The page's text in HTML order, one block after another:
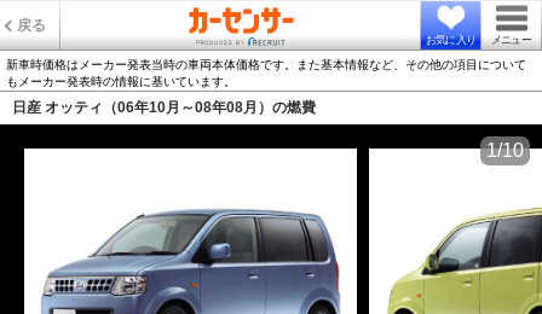
戻る
お気に入り メニュー
新車時価格はメーカー発表当時の車両本体価格です。また基本情報など、その他の項目について
もメーカー発表時の情報に基いています。
日産 オッティ（06年10月～08年08月）の燃費
1/10